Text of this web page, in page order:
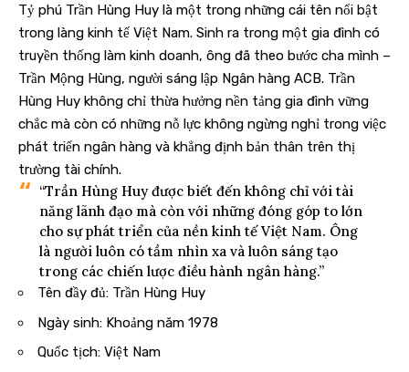
Tỷ phú Trần Hùng Huy là một trong những cái tên nổi bật
trong làng kinh tế Việt Nam. Sinh ra trong một gia đình có
truyền thống làm kinh doanh, ông đã theo bước cha mình –
Trần Mộng Hùng, người sáng lập Ngân hàng ACB. Trần
Hùng Huy không chỉ thừa hưởng nền tảng gia đình vững
chắc mà còn có những nỗ lực không ngừng nghỉ trong việc
phát triển ngân hàng và khẳng định bản thân trên thị
trường tài chính.
“Trần Hùng Huy được biết đến không chỉ với tài
năng lãnh đạo mà còn với những đóng góp to lớn
cho sự phát triển của nền kinh tế Việt Nam. Ông
là người luôn có tầm nhìn xa và luôn sáng tạo
trong các chiến lược điều hành ngân hàng.”
Tên đầy đủ: Trần Hùng Huy
Ngày sinh: Khoảng năm 1978
Quốc tịch: Việt Nam